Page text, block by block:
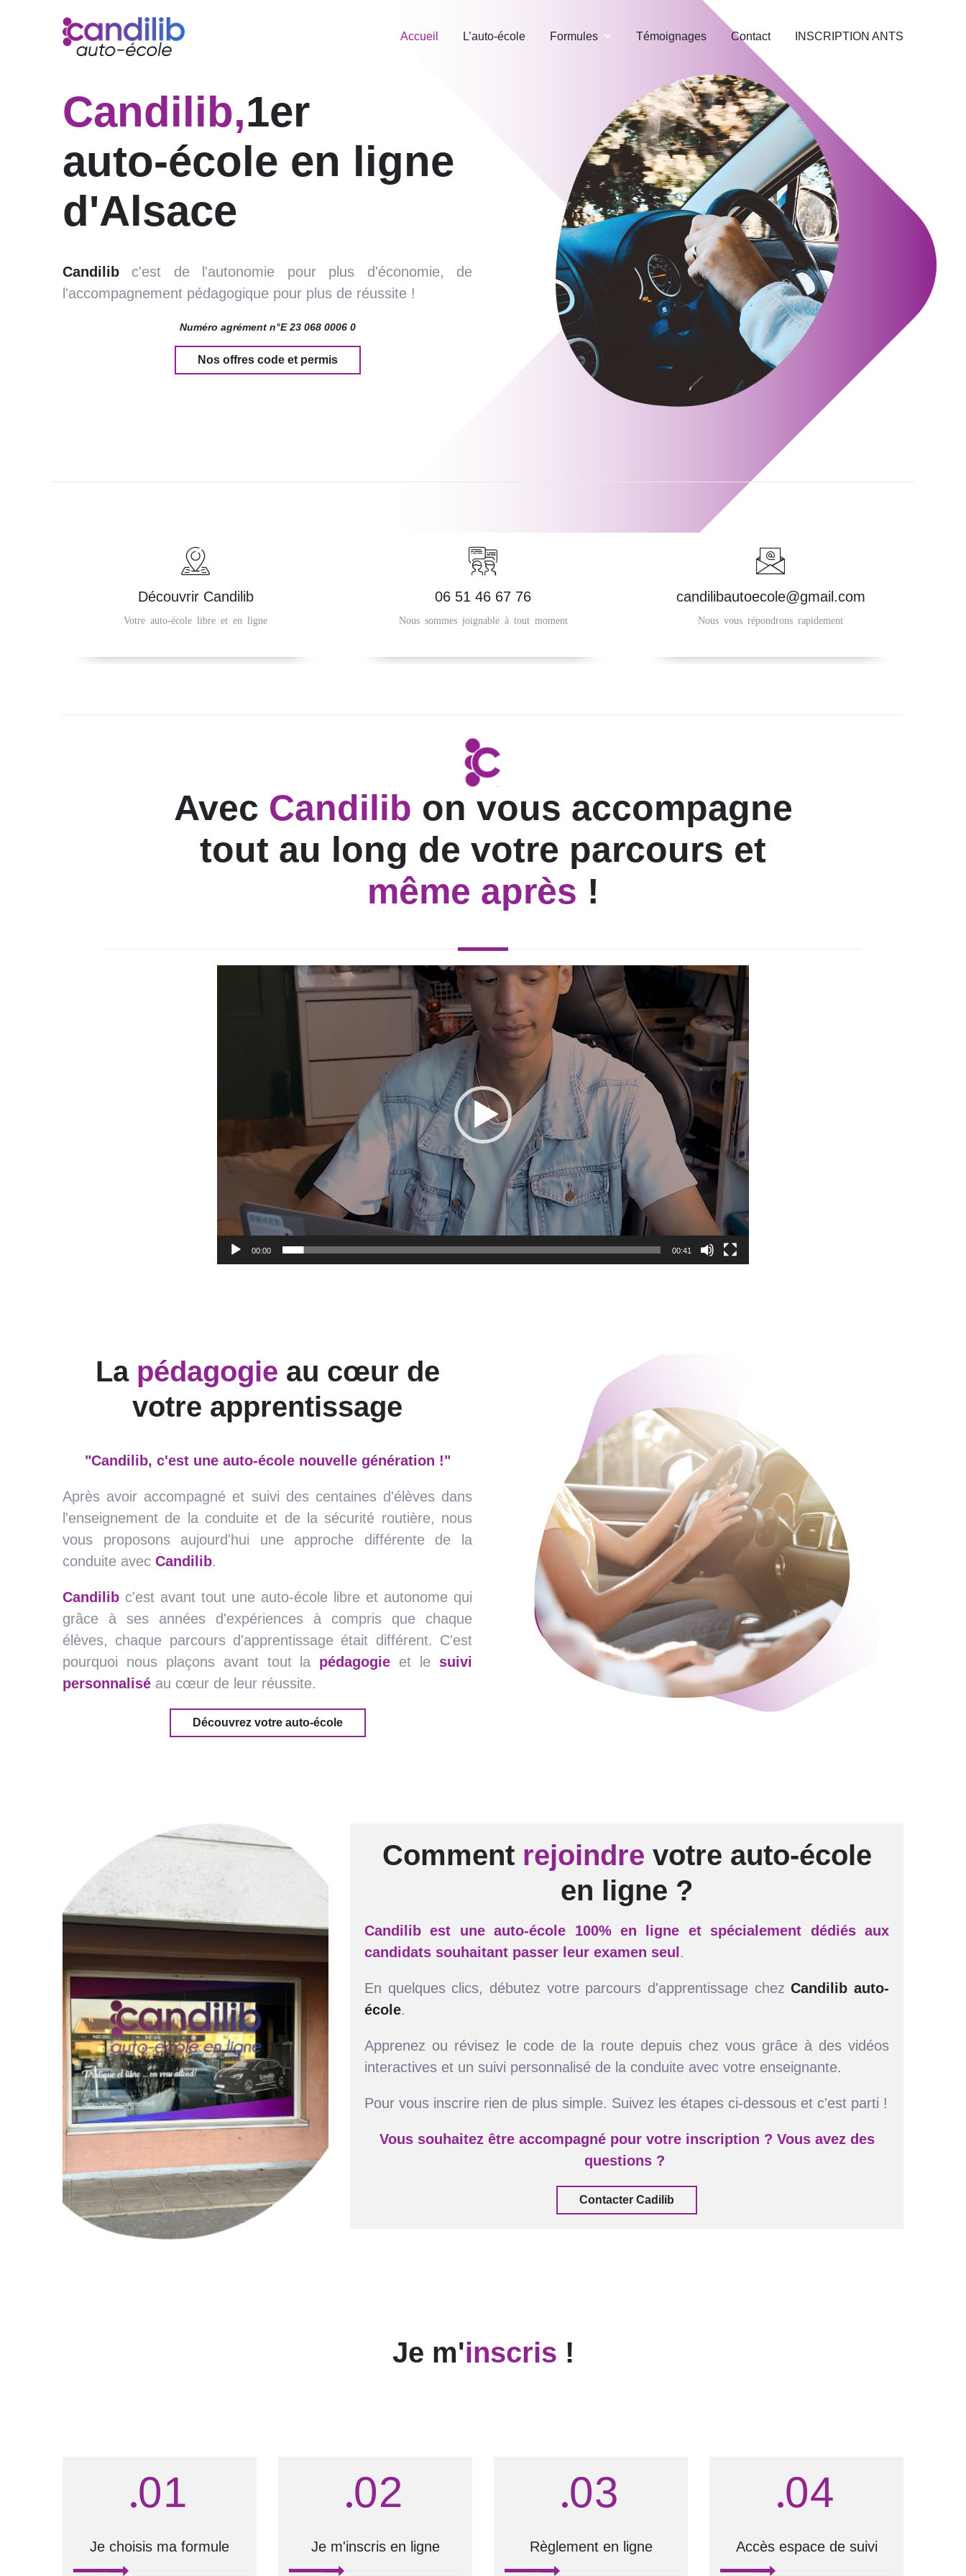
Accueil L’auto-école Formules Témoignages Contact INSCRIPTION ANTS
Candilib,1er
auto-école en ligne
d'Alsace
Candilib c'est de l'autonomie pour plus d'économie, de
l'accompagnement pédagogique pour plus de réussite !
Numéro agrément n°E 23 068 0006 0
Nos offres code et permis
Découvrir Candilib
Votre auto-école libre et en ligne
06 51 46 67 76
Nous sommes joignable à tout moment
candilibautoecole@gmail.com
Nous vous répondrons rapidement
Avec Candilib on vous accompagne
tout au long de votre parcours et
même après !
Lecteur
vidéo
00:00 00:41
La pédagogie au cœur de
votre apprentissage
"Candilib, c'est une auto-école nouvelle génération !"
Après avoir accompagné et suivi des centaines d'élèves dans
l'enseignement de la conduite et de la sécurité routière, nous
vous proposons aujourd'hui une approche différente de la
conduite avec Candilib.
Candilib c'est avant tout une auto-école libre et autonome qui
grâce à ses années d'expériences à compris que chaque
élèves, chaque parcours d'apprentissage était différent. C'est
pourquoi nous plaçons avant tout la pédagogie et le suivi
personnalisé au cœur de leur réussite.
Découvrez votre auto-école
Comment rejoindre votre auto-école
en ligne ?
Candilib est une auto-école 100% en ligne et spécialement dédiés aux
candidats souhaitant passer leur examen seul .
En quelques clics, débutez votre parcours d'apprentissage chezCandilib auto-
école.
Apprenez ou révisez le code de la route depuis chez vous grâce à des vidéos
interactives et un suivi personnalisé de la conduite avec votre enseignante.
Pour vous inscrire rien de plus simple. Suivez les étapes ci-dessous et c'est parti !
Vous souhaitez être accompagné pour votre inscription ? Vous avez des
questions ?
Contacter Cadilib
Je m'inscris !
01
Je choisis ma formule
02
Je m'inscris en ligne
03
Règlement en ligne
04
Accès espace de suivi